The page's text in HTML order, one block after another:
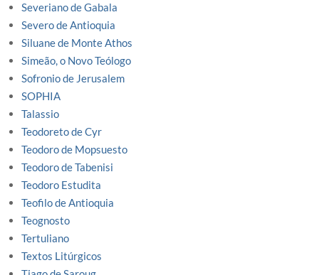
Severiano de Gabala
Severo de Antioquia
Siluane de Monte Athos
Simeão, o Novo Teólogo
Sofronio de Jerusalem
SOPHIA
Talassio
Teodoreto de Cyr
Teodoro de Mopsuesto
Teodoro de Tabenisi
Teodoro Estudita
Teofilo de Antioquia
Teognosto
Tertuliano
Textos Litúrgicos